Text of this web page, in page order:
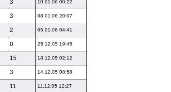
3 10.01.06 00:22
3 08.01.06 20:07
2 05.01.06 04:41
0 25.12.05 19:45
15 18.12.05 02:12
3 14.12.05 08:58
11 11.12.05 12:27